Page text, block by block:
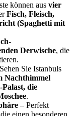
können aus vier
Fisch, Fleisch,
(Spaghetti mit
Derwische, die
Sie Istanbuls
Nachthimmel
die
.
– Perfekt